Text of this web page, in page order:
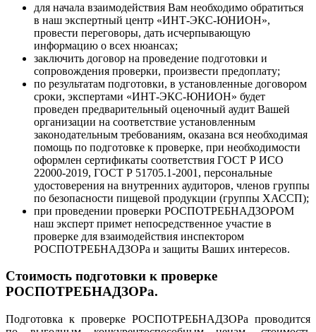
для начала взаимодействия Вам необходимо обратиться
в наш экспертный центр «ИНТ-ЭКС-ЮНИОН»,
провести переговоры, дать исчерпывающую
информацию о всех нюансах;
заключить договор на проведение подготовки и
сопровождения проверки, произвести предоплату;
по результатам подготовки, в установленные договором
сроки, экспертами «ИНТ-ЭКС-ЮНИОН» будет
проведен предварительный оценочный аудит Вашей
организации на соответствие установленным
законодательным требованиям, оказана вся необходимая
помощь по подготовке к проверке, при необходимости
оформлен сертификаты соответствия ГОСТ Р ИСО
22000-2019, ГОСТ Р 51705.1-2001, персональные
удостоверения на внутренних аудиторов, членов группы
по безопасности пищевой продукции (группы ХАССП);
при проведении проверки РОСПОТРЕБНАДЗОРОМ
наш эксперт примет непосредственное участие в
проверке для взаимодействия инспектором
РОСПОТРЕБНАДЗОРа и защиты Ваших интересов.
Стоимость подготовки к проверке
РОСПОТРЕБНАДЗОРа.
Подготовка к проверке РОСПОТРЕБНАДЗОРа проводится